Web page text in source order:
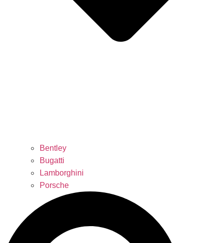
Bentley
Bugatti
Lamborghini
Porsche